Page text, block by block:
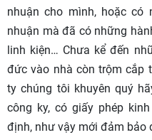
nhuận cho mình, hoặc
nhuận mà đã có những
linh kiện… Chưa kể đến
đức vào nhà còn trộm cắp
ty chúng tôi khuyên quý
công ky, có giấy phép
định, như vậy mới đảm